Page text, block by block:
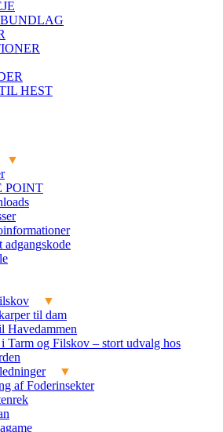
HEST
POINT
adgangskode
til dam
Havedammen
Tarm og Filskov – stort udvalg hos
af Foderinsekter